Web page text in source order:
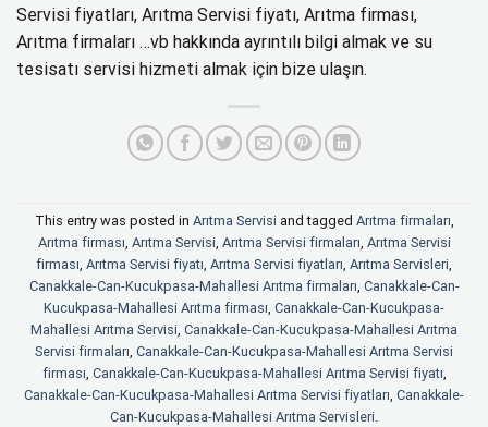
Servisi fiyatları, Arıtma Servisi fiyatı, Arıtma firması,
Arıtma firmaları …vb hakkında ayrıntılı bilgi almak ve su
tesisatı servisi hizmeti almak için bize ulaşın.
This entry was posted in Arıtma Servisi and tagged Arıtma firmaları,
Arıtma firması, Arıtma Servisi, Arıtma Servisi firmaları, Arıtma Servisi
firması, Arıtma Servisi fiyatı, Arıtma Servisi fiyatları, Arıtma Servisleri,
Canakkale-Can-Kucukpasa-Mahallesi Arıtma firmaları, Canakkale-Can-
Kucukpasa-Mahallesi Arıtma firması, Canakkale-Can-Kucukpasa-
Mahallesi Arıtma Servisi, Canakkale-Can-Kucukpasa-Mahallesi Arıtma
Servisi firmaları, Canakkale-Can-Kucukpasa-Mahallesi Arıtma Servisi
firması, Canakkale-Can-Kucukpasa-Mahallesi Arıtma Servisi fiyatı,
Canakkale-Can-Kucukpasa-Mahallesi Arıtma Servisi fiyatları, Canakkale-
Can-Kucukpasa-Mahallesi Arıtma Servisleri.